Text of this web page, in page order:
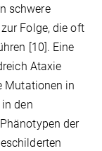
schwere
Folge, die oft
[10]. Eine
Ataxie
Mutationen in
den
der